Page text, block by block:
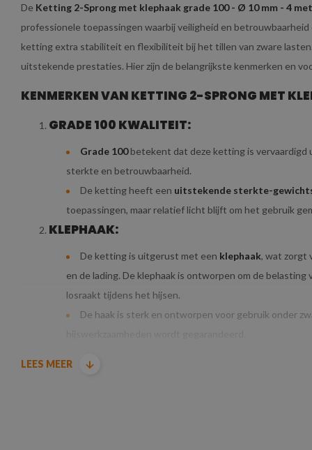
De Ketting 2-Sprong met klephaak grade 100 - Ø 10 mm - 4
professionele toepassingen waarbij veiligheid en
ketting extra stabiliteit en flexibiliteit bij het tillen van zware
uitstekende prestaties. Hier zijn de belangrijkste kenmerken en
KENMERKEN VAN KETTING 2-SPRONG MET
GRADE 100 KWALITEIT:
Grade 100betekent dat deze ketting is vervaardigd
sterkte en betrouwbaarheid.
De ketting heeft een uitstekende sterkte-
toepassingen, maar relatief licht blijft om het gebruik
KLEPHAAK:
De ketting is uitgerust met een klephaak, wat zorgt
en de lading. De klephaak is ontworpen om de
losraakt tijdens het hijsen.
De haak is sterk en ontworpen voor gebruik onder
LEES MEER